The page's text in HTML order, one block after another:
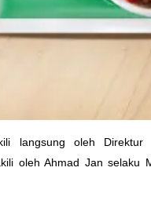
langsung oleh
oleh Ahmad Jan selaku